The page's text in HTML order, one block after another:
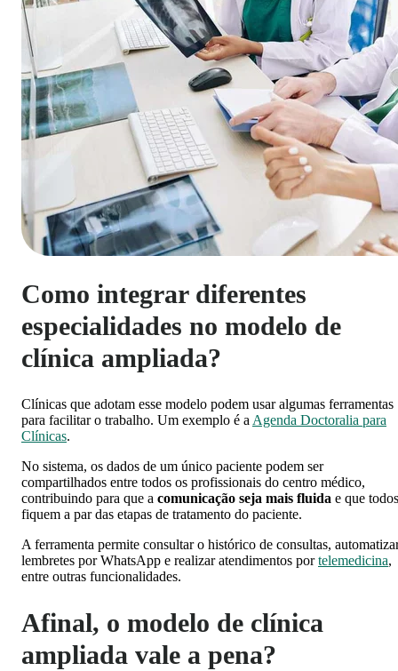
Como integrar diferentes
especialidades no modelo de
clínica ampliada?
Clínicas que adotam esse modelo podem usar algumas ferramentas
para facilitar o trabalho. Um exemplo é a Agenda Doctoralia para
Clínicas.
No sistema, os dados de um único paciente podem ser
compartilhados entre todos os profissionais do centro médico,
contribuindo para que a comunicação seja mais fluida e que todos
fiquem a par das etapas de tratamento do paciente.
A ferramenta permite consultar o histórico de consultas,
lembretes por WhatsApp e realizar atendimentos portelemedicina,
entre outras funcionalidades.
Afinal, o modelo de clínica
ampliada vale a pena?